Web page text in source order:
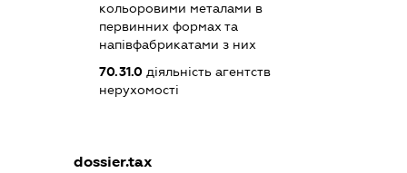
кольоровими металами в
первинних формах та
напівфабрикатами з них
70.31.0 діяльність агентств
нерухомості
dossier.tax